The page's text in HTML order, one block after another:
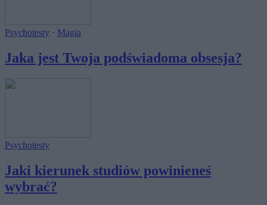
Psychotesty · Magia
Jaka jest Twoja podświadoma obsesja?
Psychotesty
Jaki kierunek studiów powinieneś
wybrać?